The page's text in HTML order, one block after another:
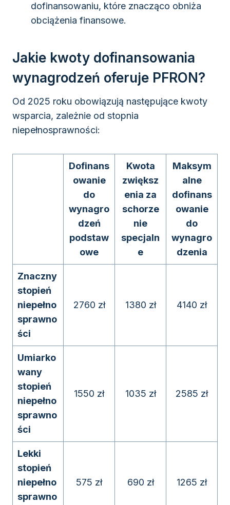
dofinansowaniu, które znacząco obniża
obciążenia finansowe.
Jakie kwoty dofinansowania
wynagrodzeń oferuje PFRON?
Od 2025 roku obowiązują następujące kwoty
wsparcia, zależnie od stopnia
niepełnosprawności:
Dofinans
owanie
do
wynagro
dzeń
podstaw
owe
Kwota
zwiększ
enia za
schorze
nie
specjaln
e
Maksym
alne
dofinans
owanie
do
wynagro
dzenia
Znaczny
stopień
niepełno
sprawno
ści
2760 zł 1380 zł 4140 zł
Umiarko
wany
stopień
niepełno
sprawno
ści
1550 zł 1035 zł 2585 zł
Lekki
stopień
niepełno
sprawno
575 zł 690 zł 1265 zł